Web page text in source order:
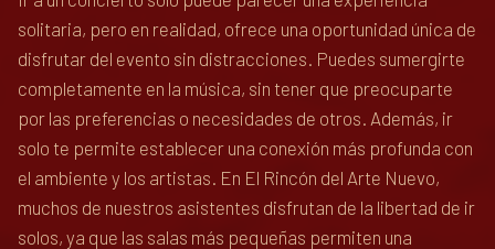
solitaria, pero en realidad, ofrece una oportunidad única de
disfrutar del evento sin distracciones. Puedes sumergirte
completamente en la música, sin tener que preocuparte
por las preferencias o necesidades de otros. Además, ir
solo te permite establecer una conexión más profunda con
el ambiente y los artistas. En El Rincón del Arte Nuevo,
muchos de nuestros asistentes disfrutan de la libertad de ir
solos, ya que las salas más pequeñas permiten una